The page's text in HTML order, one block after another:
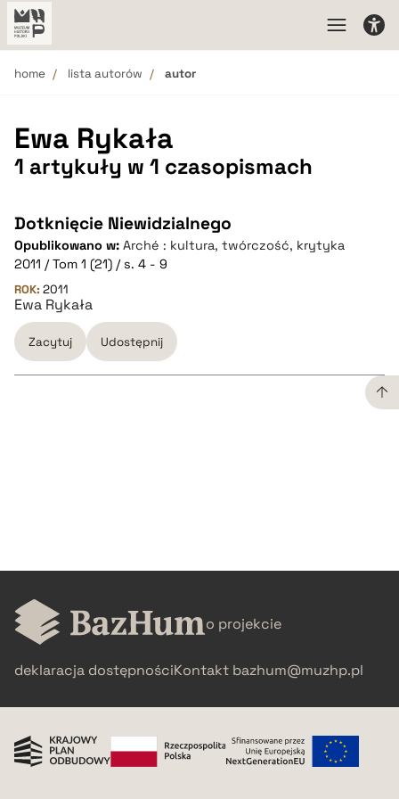
home lista autorów autor
Ewa Rykała
1 artykuły w 1 czasopismach
Dotknięcie Niewidzialnego
Opublikowano w: Arché : kultura, twórczość, krytyka
2011 / Tom 1 (21) / s. 4 - 9
ROK: 2011
Ewa Rykała
Zacytuj Udostępnij
o projekcie
deklaracja dostępnościKontakt bazhum@muzhp.pl